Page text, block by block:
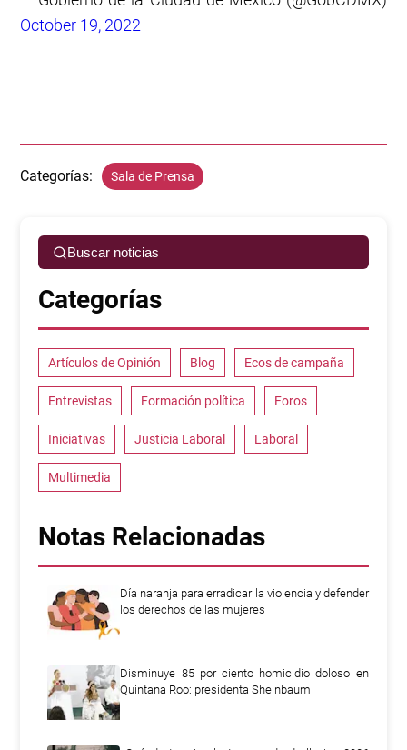
October 19, 2022
Categorías: Sala de Prensa
Buscar noticias
Categorías
Artículos de Opinión Blog Ecos de campaña
Entrevistas Formación política Foros
Iniciativas Justicia Laboral Laboral
Multimedia
Notas Relacionadas
Día naranja para erradicar la violencia y defender
los derechos de las mujeres
Disminuye 85 por ciento homicidio doloso en
Quintana Roo: presidenta Sheinbaum